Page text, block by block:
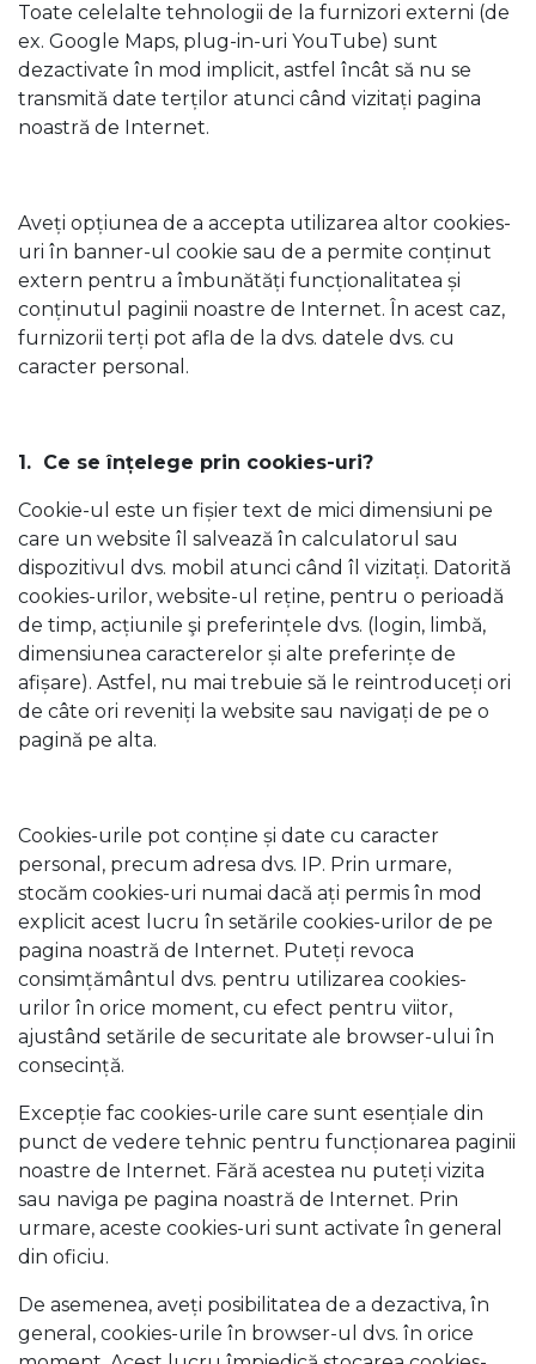
Toate celelalte tehnologii de la furnizori externi (de
ex. Google Maps, plug-in-uri YouTube) sunt
dezactivate în mod implicit, astfel încât să nu se
transmită date terților atunci când vizitați pagina
noastră de Internet.
Aveți opțiunea de a accepta utilizarea altor cookies-
uri în banner-ul cookie sau de a permite conținut
extern pentru a îmbunătăți funcționalitatea și
conținutul paginii noastre de Internet. În acest caz,
furnizorii terți pot afla de la dvs. datele dvs. cu
caracter personal.
1. Ce se înțelege prin cookies-uri?
Cookie-ul este un fișier text de mici dimensiuni pe
care un website îl salvează în calculatorul sau
dispozitivul dvs. mobil atunci când îl vizitați. Datorită
cookies-urilor, website-ul reține, pentru o perioadă
de timp, acțiunile şi preferințele dvs. (login, limbă,
dimensiunea caracterelor și alte preferințe de
afișare). Astfel, nu mai trebuie să le reintroduceți ori
de câte ori reveniți la website sau navigați de pe o
pagină pe alta.
Cookies-urile pot conține și date cu caracter
personal, precum adresa dvs. IP. Prin urmare,
stocăm cookies-uri numai dacă ați permis în mod
explicit acest lucru în setările cookies-urilor de pe
pagina noastră de Internet. Puteți revoca
consimțământul dvs. pentru utilizarea cookies-
urilor în orice moment, cu efect pentru viitor,
ajustând setările de securitate ale browser-ului în
consecință.
Excepție fac cookies-urile care sunt esențiale din
punct de vedere tehnic pentru funcționarea paginii
noastre de Internet. Fără acestea nu puteți vizita
sau naviga pe pagina noastră de Internet. Prin
urmare, aceste cookies-uri sunt activate în general
din oficiu.
De asemenea, aveți posibilitatea de a dezactiva, în
general, cookies-urile în browser-ul dvs. în orice